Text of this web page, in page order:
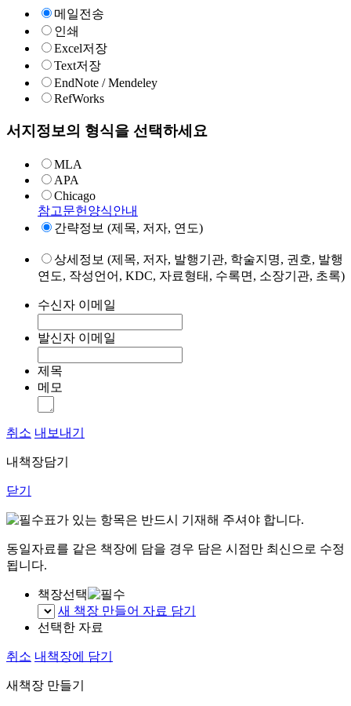
메일전송
인쇄
Excel저장
Text저장
EndNote / Mendeley
RefWorks
서지정보의 형식을 선택하세요
MLA
APA
Chicago
참고문헌양식안내
간략정보 (제목, 저자, 연도)
상세정보 (제목, 저자, 발행기관, 학술지명, 권호, 발행
연도, 작성언어, KDC, 자료형태, 수록면, 소장기관, 초록)
수신자 이메일
발신자 이메일
제목
메모
취소 내보내기
내책장담기
닫기
표가 있는 항목은 반드시 기재해 주셔야 합니다.
동일자료를 같은 책장에 담을 경우 담은 시점만 최신으로 수정
됩니다.
책장선택
새 책장 만들어 자료 담기
선택한 자료
취소 내책장에 담기
새책장 만들기